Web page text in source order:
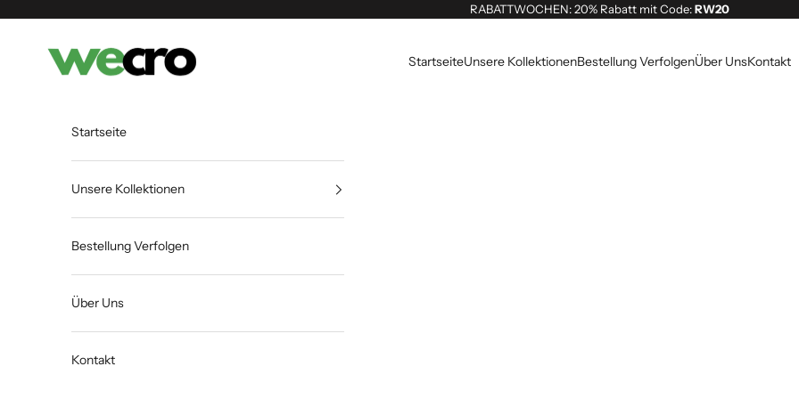
RABATTWOCHEN: 20% Rabatt mit Code:RW20
Shopwecro
StartseiteUnsere KollektionenBestellung VerfolgenÜber UnsKontakt
Startseite
Unsere Kollektionen
Bestellung Verfolgen
Über Uns
Kontakt